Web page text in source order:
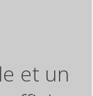
et un